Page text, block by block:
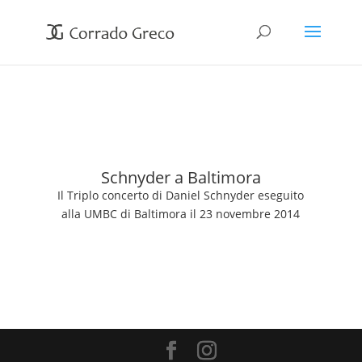
Schnyder a Baltimora
Il Triplo concerto di Daniel Schnyder eseguito
alla UMBC di Baltimora il 23 novembre 2014